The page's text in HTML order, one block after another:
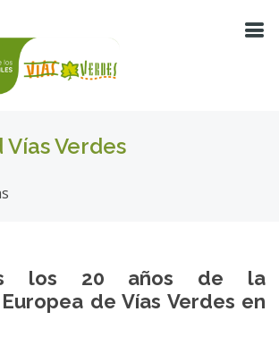
Verdes
los 20 años de la
de Vías Verdes en